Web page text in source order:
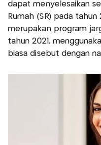
dapat menyelesaikan
Rumah (SR) pada
merupakan program
tahun 2021,
biasa disebut dengan